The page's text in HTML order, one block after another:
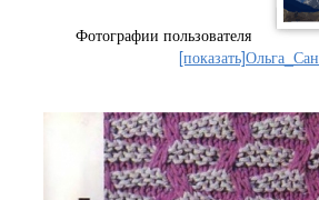
Фотографии пользователя
[показать]Ольга_Сан